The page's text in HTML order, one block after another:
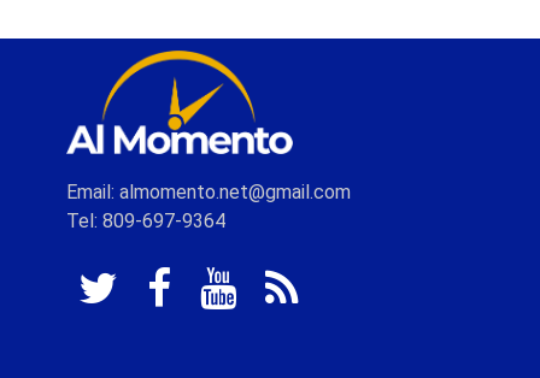
Email: almomento.net@gmail.com
Tel: 809-697-9364